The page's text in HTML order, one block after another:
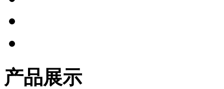
产品展示